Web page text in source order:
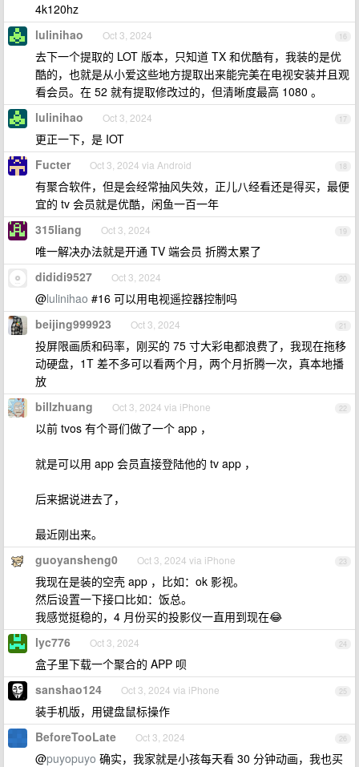
4k120hz
16
lulinihao Oct 3, 2024
去下一个提取的 LOT 版本，只知道 TX 和优酷有，我装的是优
酷的，也就是从小爱这些地方提取出来能完美在电视安装并且观
看会员。在 52 就有提取修改过的，但清晰度最高 1080 。
17
lulinihao Oct 3, 2024
更正一下，是 IOT
18
Fucter Oct 3, 2024 via Android
有聚合软件，但是会经常抽风失效，正儿八经看还是得买，最便
宜的 tv 会员就是优酷，闲鱼一百一年
19
315liang Oct 3, 2024
唯一解决办法就是开通 TV 端会员 折腾太累了
20
dididi9527 Oct 3, 2024
@lulinihao #16 可以用电视遥控器控制吗
21
beijing999923 Oct 3, 2024
投屏限画质和码率，刚买的 75 寸大彩电都浪费了，我现在拖移
动硬盘，1T 差不多可以看两个月，两个月折腾一次，真本地播
放
22
billzhuang Oct 3, 2024 via iPhone
以前 tvos 有个哥们做了一个 app ，
就是可以用 app 会员直接登陆他的 tv app ，
后来据说进去了，
最近刚出来。
23
guoyansheng0 Oct 3, 2024 via iPhone
我现在是装的空壳 app ，比如：ok 影视。
然后设置一下接口比如：饭总。
我感觉挺稳的，4 月份买的投影仪一直用到现在😂
24
lyc776 Oct 3, 2024
盒子里下载一个聚合的 APP 呗
25
sanshao124 Oct 3, 2024 via iPhone
装手机版，用键盘鼠标操作
26
BeforeTooLate Oct 3, 2024
@puyopuyo 确实，我家就是小孩每天看 30 分钟动画，我也买